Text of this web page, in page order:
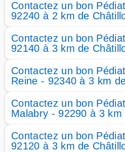
Contactez un bon
92240 à 2 km de
Contactez un bon
92140 à 3 km de
Contactez un bon
Reine - 92340 à 3 km
Contactez un bon
Malabry - 92290 à 3 km
Contactez un bon
92120 à 3 km de